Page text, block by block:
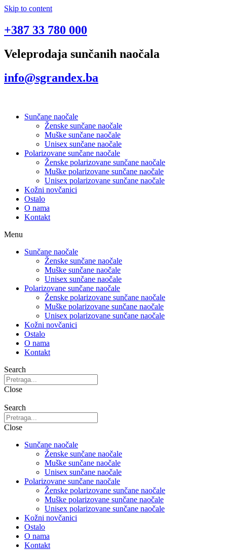
Skip to content
+387 33 780 000
Veleprodaja sunčanih naočala
info@sgrandex.ba
Sunčane naočale
Ženske sunčane naočale
Muške sunčane naočale
Unisex sunčane naočale
Polarizovane sunčane naočale
Ženske polarizovane sunčane naočale
Muške polarizovane sunčane naočale
Unisex polarizovane sunčane naočale
Kožni novčanici
Ostalo
O nama
Kontakt
Menu
Sunčane naočale
Ženske sunčane naočale
Muške sunčane naočale
Unisex sunčane naočale
Polarizovane sunčane naočale
Ženske polarizovane sunčane naočale
Muške polarizovane sunčane naočale
Unisex polarizovane sunčane naočale
Kožni novčanici
Ostalo
O nama
Kontakt
Search
Close
Search
Close
Sunčane naočale
Ženske sunčane naočale
Muške sunčane naočale
Unisex sunčane naočale
Polarizovane sunčane naočale
Ženske polarizovane sunčane naočale
Muške polarizovane sunčane naočale
Unisex polarizovane sunčane naočale
Kožni novčanici
Ostalo
O nama
Kontakt